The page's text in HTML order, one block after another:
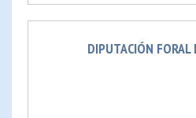
DIPUTACIÓN FORAL